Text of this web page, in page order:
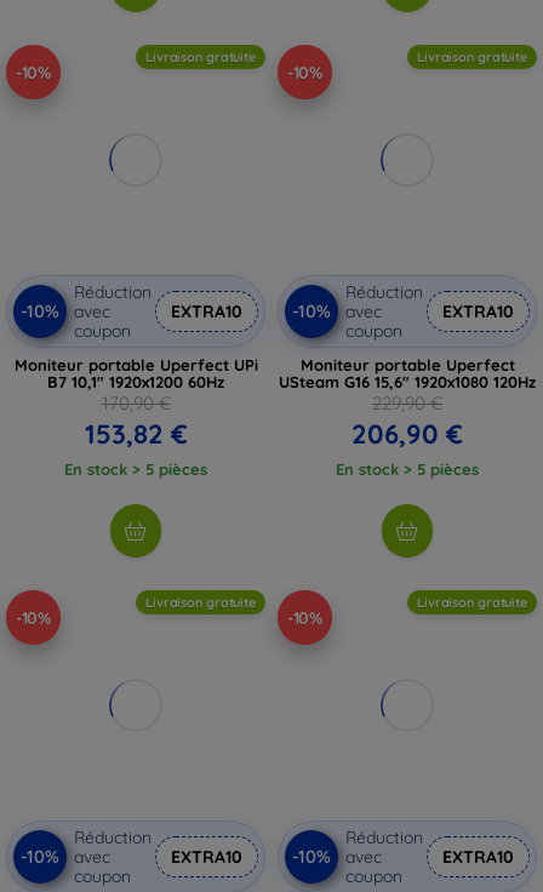
-10%
Livraison gratuite
-10%
Réduction
avec
coupon
EXTRA10
Moniteur portable Uperfect UPi
B7 10,1" 1920x1200 60Hz
170,90 €
153,82 €
En stock > 5 pièces
-10%
Livraison gratuite
-10%
Réduction
avec
coupon
EXTRA10
Moniteur portable Uperfect
USteam G16 15,6" 1920x1080 120Hz
229,90 €
206,90 €
En stock > 5 pièces
-10%
Livraison gratuite
-10%
Réduction
avec
coupon
EXTRA10
-10%
Livraison gratuite
-10%
Réduction
avec
coupon
EXTRA10